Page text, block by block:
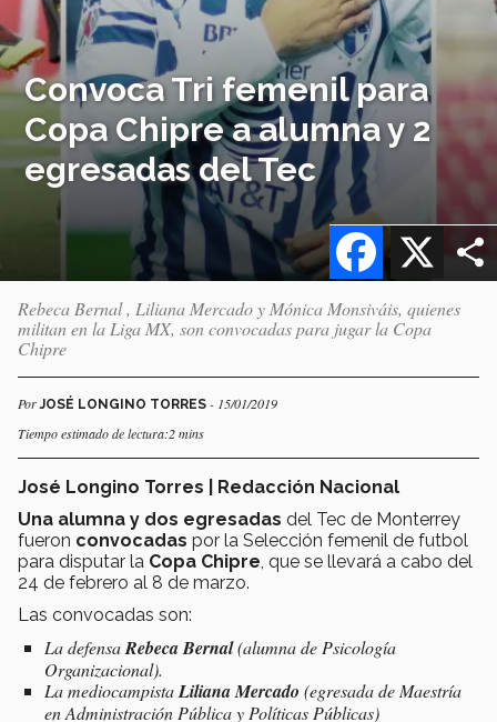
Convoca Tri femenil para
Copa Chipre a alumna y 2
egresadas del Tec
X
Facebook
Rebeca Bernal , Liliana Mercado y Mónica Monsiváis, quienes
militan en la Liga MX, son convocadas para jugar la Copa
Chipre
PorJOSÉ LONGINO TORRES - 15/01/2019
Tiempo estimado de lectura:2 mins
José Longino Torres | Redacción Nacional
Una alumna y dos egresadas del Tec de Monterrey
fueron convocadas por la Selección femenil de futbol
para disputar la Copa Chipre , que se llevará a cabo del
24 de febrero al 8 de marzo.
Las convocadas son:
La defensaRebeca Bernal(alumna de Psicología
Organizacional).
La mediocampistaLiliana Mercado (egresada de Maestría
en Administración Pública y Políticas Públicas)